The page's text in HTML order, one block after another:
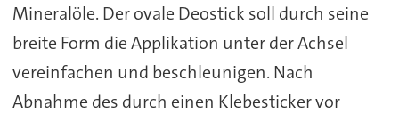
Mineralöle. Der ovale Deostick soll durch seine
breite Form die Applikation unter der Achsel
vereinfachen und beschleunigen. Nach
Abnahme des durch einen Klebesticker vor